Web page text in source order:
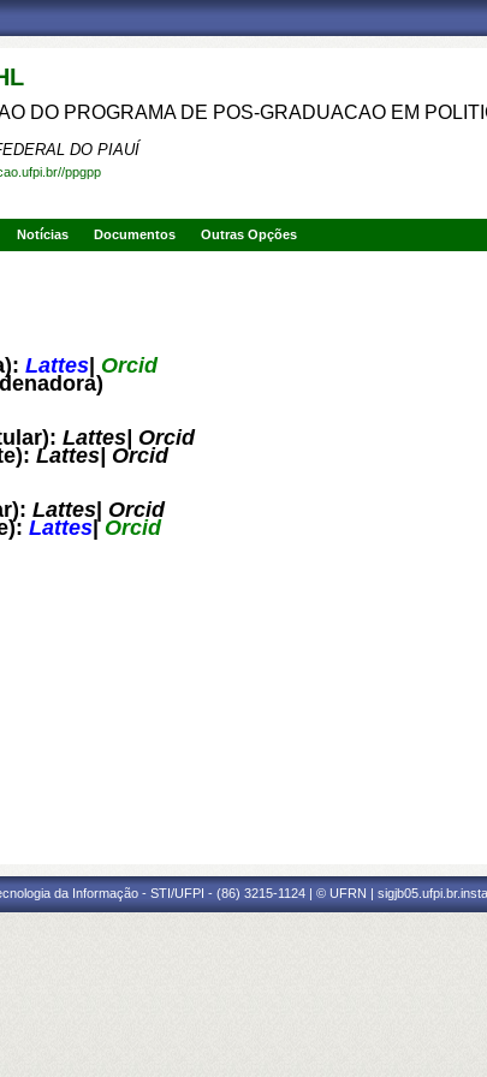
DO PROGRAMA DE POS-GRADUACAO EM
DO PIAUÍ
ppgpp
Notícias Documentos Outras Opções
Lattes Orcid
Lattes Orcid
Lattes Orcid
Lattes Orcid
Lattes | Orcid
da Informação - STI/UFPI - (86) 3215-1124 | © UFRN |